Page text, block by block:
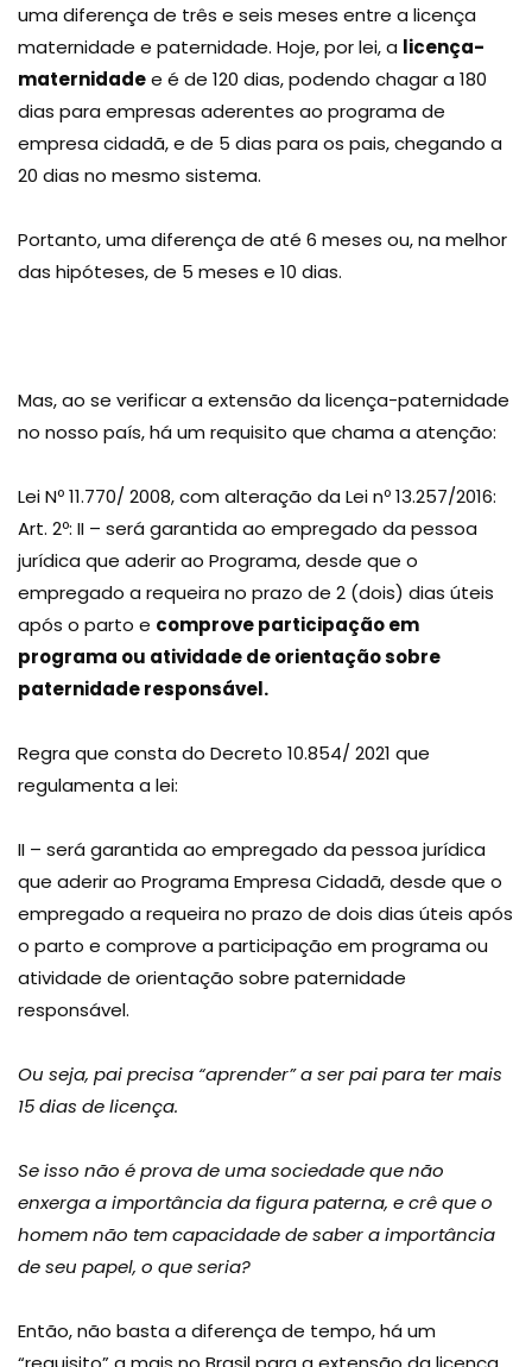
uma diferença de três e seis meses entre a licença
maternidade e paternidade. Hoje, por lei, a licença-
maternidadee é de 120 dias, podendo chagar a 180
dias para empresas aderentes ao programa de
empresa cidadã, e de 5 dias para os pais, chegando a
20 dias no mesmo sistema.
Portanto, uma diferença de até 6 meses ou, na melhor
das hipóteses, de 5 meses e 10 dias.
Mas, ao se verificar a extensão da licença-paternidade
no nosso país, há um requisito que chama a atenção:
Lei Nº 11.770/ 2008, com alteração da Lei nº 13.257/2016:
Art. 2º: II – será garantida ao empregado da pessoa
jurídica que aderir ao Programa, desde que o
empregado a requeira no prazo de 2 (dois) dias úteis
após o parto e comprove participação em
programa ou atividade de orientação sobre
paternidade responsável.
Regra que consta do Decreto 10.854/ 2021 que
regulamenta a lei:
II – será garantida ao empregado da pessoa jurídica
que aderir ao Programa Empresa Cidadã, desde que o
empregado a requeira no prazo de dois dias úteis após
o parto e comprove a participação em programa ou
atividade de orientação sobre paternidade
responsável.
Ou seja, pai precisa “aprender” a ser pai para ter mais
15 dias de licença.
Se isso não é prova de uma sociedade que não
enxerga a importância da figura paterna, e crê que o
homem não tem capacidade de saber a importância
de seu papel, o que seria?
Então, não basta a diferença de tempo, há um